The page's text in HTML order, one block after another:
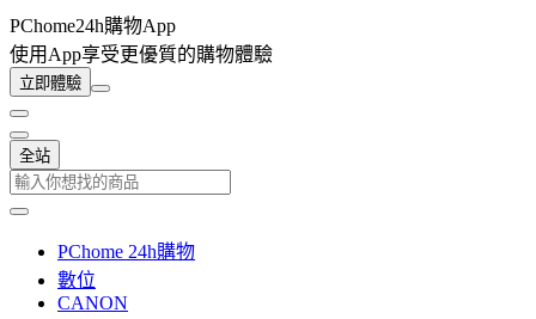
PChome24h購物App
使用App享受更優質的購物體驗
立即體驗
全站
PChome 24h購物
數位
CANON